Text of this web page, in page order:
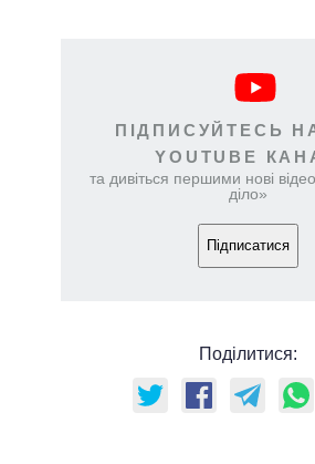
ПІДПИСУЙТЕСЬ
YOUTUBE
та дивіться першими нові
діло»
Підписатися
Поділитися: